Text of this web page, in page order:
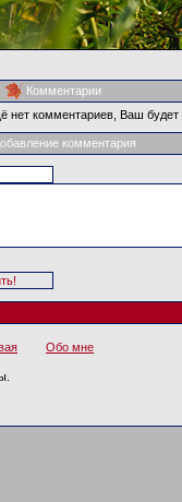
Комментарии
нет комментариев, Ваш
комментария
Обо мне